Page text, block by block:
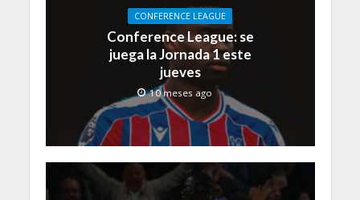
CONFERENCE LEAGUE
Conference League: se
juega la Jornada 1 este
jueves
10 meses ago